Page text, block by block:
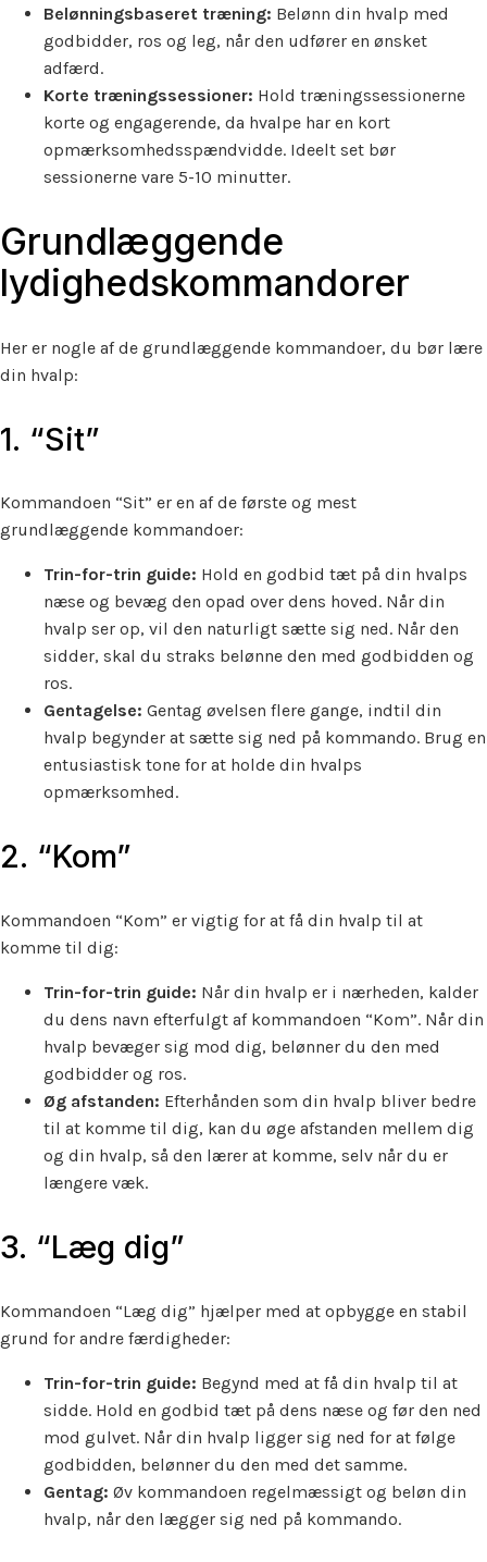
Belønningsbaseret træning: Belønn din hvalp med
godbidder, ros og leg, når den udfører en ønsket
adfærd.
Korte træningssessioner: Hold træningssessionerne
korte og engagerende, da hvalpe har en kort
opmærksomhedsspændvidde. Ideelt set bør
sessionerne vare 5-10 minutter.
Grundlæggende
lydighedskommandorer
Her er nogle af de grundlæggende kommandoer, du bør lære
din hvalp:
1. “Sit”
Kommandoen “Sit” er en af de første og mest
grundlæggende kommandoer:
Trin-for-trin guide: Hold en godbid tæt på din hvalps
næse og bevæg den opad over dens hoved. Når din
hvalp ser op, vil den naturligt sætte sig ned. Når den
sidder, skal du straks belønne den med godbidden og
ros.
Gentagelse: Gentag øvelsen flere gange, indtil din
hvalp begynder at sætte sig ned på kommando. Brug en
entusiastisk tone for at holde din hvalps
opmærksomhed.
2. “Kom”
Kommandoen “Kom” er vigtig for at få din hvalp til at
komme til dig:
Trin-for-trin guide: Når din hvalp er i nærheden, kalder
du dens navn efterfulgt af kommandoen “Kom”. Når din
hvalp bevæger sig mod dig, belønner du den med
godbidder og ros.
Øg afstanden: Efterhånden som din hvalp bliver bedre
til at komme til dig, kan du øge afstanden mellem dig
og din hvalp, så den lærer at komme, selv når du er
længere væk.
3. “Læg dig”
Kommandoen “Læg dig” hjælper med at opbygge en stabil
grund for andre færdigheder:
Trin-for-trin guide: Begynd med at få din hvalp til at
sidde. Hold en godbid tæt på dens næse og før den ned
mod gulvet. Når din hvalp ligger sig ned for at følge
godbidden, belønner du den med det samme.
Gentag: Øv kommandoen regelmæssigt og beløn din
hvalp, når den lægger sig ned på kommando.